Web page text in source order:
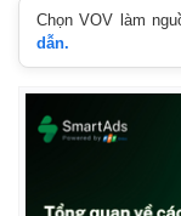
Chọn VOV làm
dẫn.